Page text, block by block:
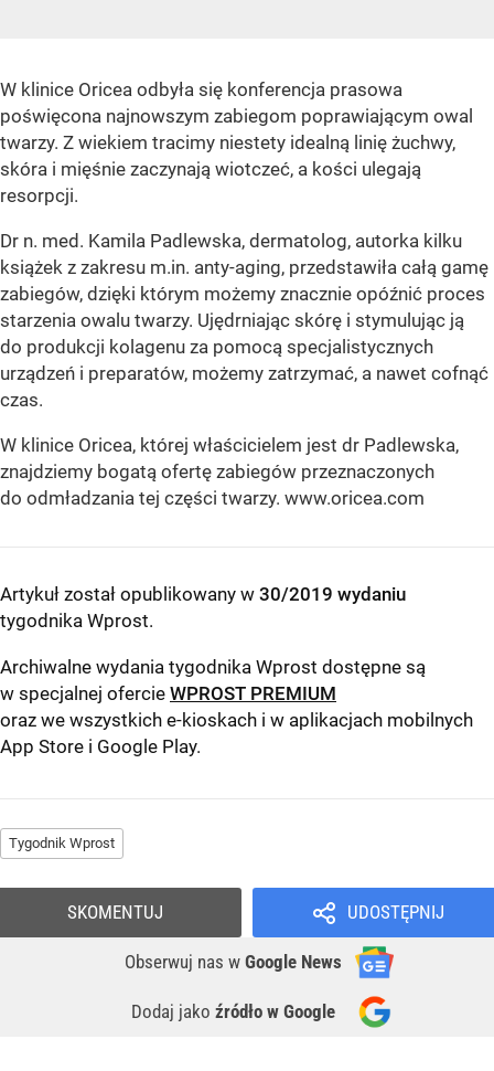
W klinice Oricea odbyła się konferencja prasowa
poświęcona najnowszym zabiegom poprawiającym owal
twarzy. Z wiekiem tracimy niestety idealną linię żuchwy,
skóra i mięśnie zaczynają wiotczeć, a kości ulegają
resorpcji.
Dr n. med. Kamila Padlewska, dermatolog, autorka kilku
książek z zakresu m.in. anty-aging, przedstawiła całą gamę
zabiegów, dzięki którym możemy znacznie opóźnić proces
starzenia owalu twarzy. Ujędrniając skórę i stymulując ją
do produkcji kolagenu za pomocą specjalistycznych
urządzeń i preparatów, możemy zatrzymać, a nawet cofnąć
czas.
W klinice Oricea, której właścicielem jest dr Padlewska,
znajdziemy bogatą ofertę zabiegów przeznaczonych
do odmładzania tej części twarzy. www.oricea.com
Artykuł został opublikowany w 30/2019 wydaniu
tygodnika Wprost.
Archiwalne wydania tygodnika Wprost dostępne są
w specjalnej ofercie WPROST PREMIUM
oraz we wszystkich e-kioskach i w aplikacjach mobilnych
App Store i Google Play.
Tygodnik Wprost
UDOSTĘPNIJ
Obserwuj nas w Google News
Dodaj jako źródło w Google
SKOMENTUJ